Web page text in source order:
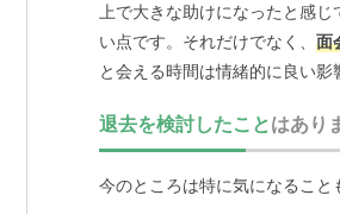
上で大きな助けになったと感じ
い点です。それだけでなく、 面
と会える時間は情緒的に良い
す。利用者を飽きさせないよう
アノの伴奏でみんなで歌を歌
退去を検討したことはあり
今のところは特に気になるこ